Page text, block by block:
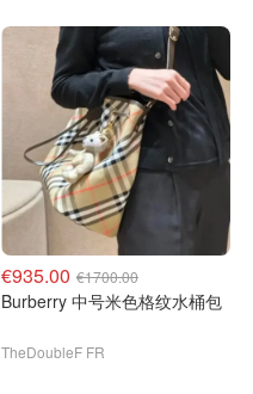
€935.00 €1700.00
Burberry 中号米色格纹水桶包
TheDoubleF FR